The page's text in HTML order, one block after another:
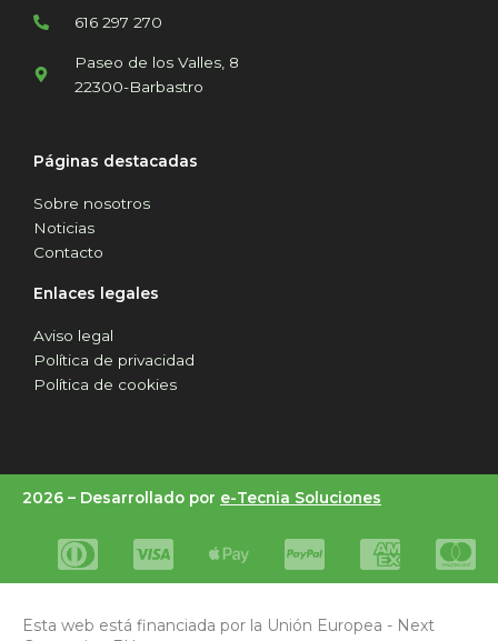
616 297 270
Paseo de los Valles, 8
22300-Barbastro
Páginas destacadas
Sobre nosotros
Noticias
Contacto
Enlaces legales
Aviso legal
Política de privacidad
Política de cookies
2026 – Desarrollado por e-Tecnia Soluciones
Esta web está financiada por la Unión Europea - Next